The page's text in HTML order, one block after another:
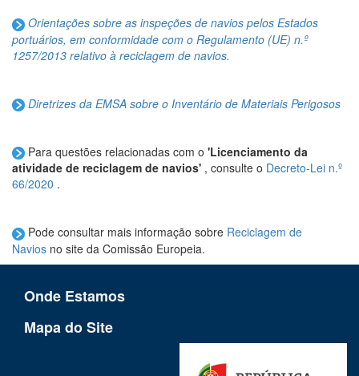
Orientações sobre as inspeções de navios pelos Estados
portuários, em conformidade com o Regulamento (UE) n.º
1257/2013 relativo à reciclagem de navios.
Diretrizes da EMSA sobre o Inventário de Materiais Perigosos
Para questões relacionadas com o 'Licenciamento da
atividade de reciclagem de navios' , consulte o Decreto-Lei n.º
66/2020 .
Pode consultar mais informação sobre Reciclagem de
Navios no site da Comissão Europeia.
Onde Estamos
Mapa do Site